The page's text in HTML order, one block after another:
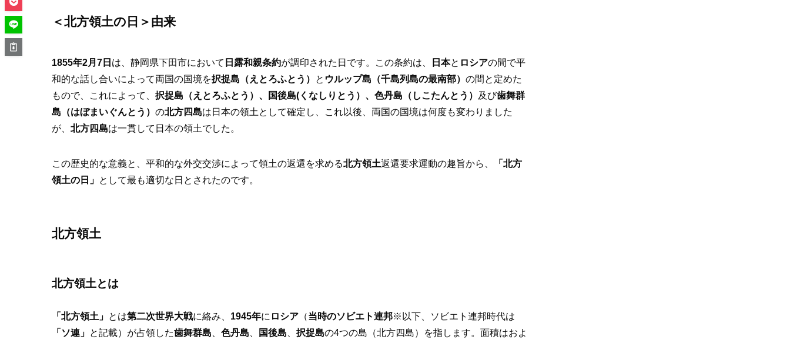
＜北方領土の日＞由来
1855年2月7日 は、静岡県下田市において 日露和親条約が調印された日です。この条約は、 日本と ロシアの間で平
和的な話し合いによって両国の国境を択捉島（えとろふとう） と ウルップ島（千島列島の最南部） の間と定めた
もので、これによって、 択捉島（えとろふとう）、国後島(くなしりとう）、色丹島（しこたんとう） 及び歯舞群
島（はぼまいぐんとう） の北方四島は日本の領土として確定し、これ以後、両国の国境は何度も変わりました
が、 北方四島は一貫して日本の領土でした。
この歴史的な意義と、平和的な外交交渉によって領土の返還を求める北方領土返還要求運動の趣旨から、
「北方
領土の日」 として最も適切な日とされたのです。
北方領土
北方領土とは
「北方領土」 とは第二次世界大戦に絡み、 1945年に ロシア （当時のソビエト連邦※以下、ソビエト連邦時代は
「ソ連」 と記載）が占領した歯舞群島 色丹島 国後島 択捉島の4つの島（北方四島）を指します。面積はおよ